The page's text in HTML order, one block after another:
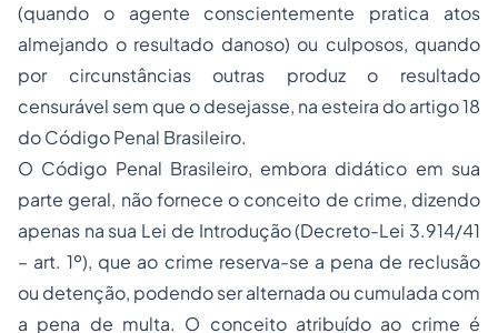
(quando o agente conscientemente pratica atos
almejando o resultado danoso) ou culposos, quando
por circunstâncias outras produz o resultado
censurável sem que o desejasse, na esteira do artigo 18
do Código Penal Brasileiro.
O Código Penal Brasileiro, embora didático em sua
parte geral, não fornece o conceito de crime, dizendo
apenas na sua Lei de Introdução (Decreto-Lei 3.914/41
– art. 1º), que ao crime reserva-se a pena de reclusão
ou detenção, podendo ser alternada ou cumulada com
a pena de multa. O conceito atribuído ao crime é